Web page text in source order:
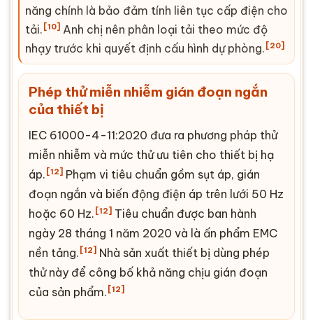
năng chính là bảo đảm tính liên tục cấp điện cho
tải. [10] Anh chị nên phân loại tải theo mức độ
nhạy trước khi quyết định cấu hình dự phòng. [20]
Phép thử miễn nhiễm gián đoạn ngắn
của thiết bị
IEC 61000-4-11:2020 đưa ra phương pháp thử
miễn nhiễm và mức thử ưu tiên cho thiết bị hạ
áp. [12] Phạm vi tiêu chuẩn gồm sụt áp, gián
đoạn ngắn và biến động điện áp trên lưới 50 Hz
hoặc 60 Hz. [12] Tiêu chuẩn được ban hành
ngày 28 tháng 1 năm 2020 và là ấn phẩm EMC
nền tảng. [12] Nhà sản xuất thiết bị dùng phép
thử này để công bố khả năng chịu gián đoạn
của sản phẩm. [12]